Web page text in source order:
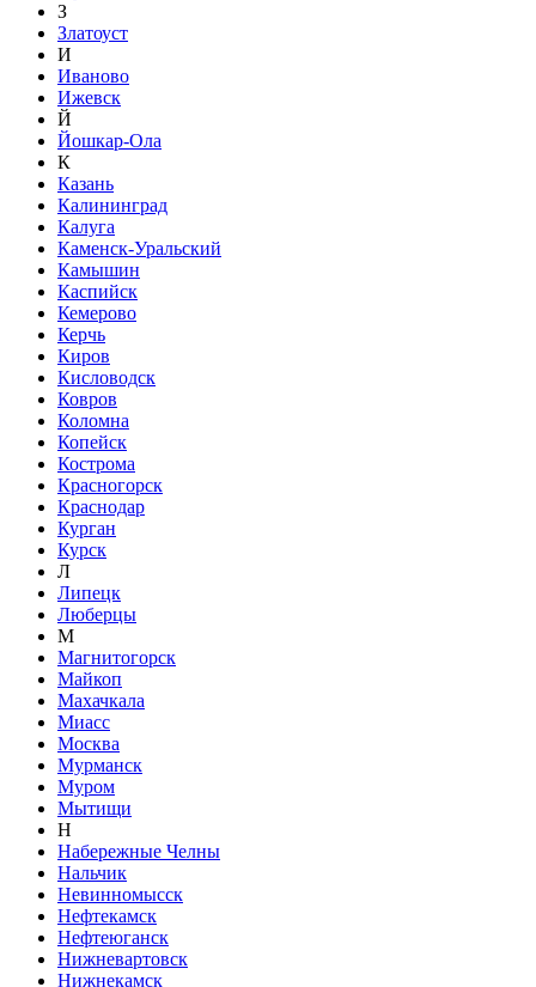
З
Златоуст
И
Иваново
Ижевск
Й
Йошкар-Ола
К
Казань
Калининград
Калуга
Каменск-Уральский
Камышин
Каспийск
Кемерово
Керчь
Киров
Кисловодск
Ковров
Коломна
Копейск
Кострома
Красногорск
Краснодар
Курган
Курск
Л
Липецк
Люберцы
М
Магнитогорск
Майкоп
Махачкала
Миасс
Москва
Мурманск
Муром
Мытищи
Н
Набережные Челны
Нальчик
Невинномысск
Нефтекамск
Нефтеюганск
Нижневартовск
Нижнекамск